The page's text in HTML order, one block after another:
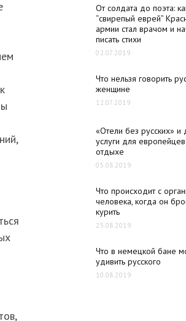
От солдата до поэта:
“свирепый еврей”
армии стал врачом и
писать стихи
02.07.2019
Что нельзя говорить
женщине
12.07.2019
«Отели без русских» и
услуги для
отдыхе
05.08.2019
Что происходит с
человека, когда он
курить
25.08.2019
Что в немецкой бане
удивить русского
10.08.2019